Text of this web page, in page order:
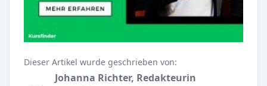
Dieser Artikel wurde geschrieben von:
Johanna Richter, Redakteurin